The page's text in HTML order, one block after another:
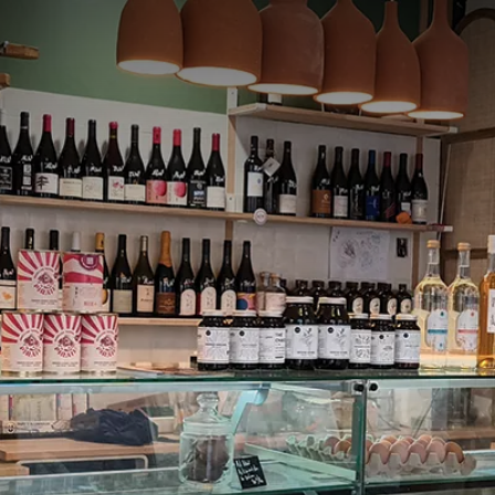
France